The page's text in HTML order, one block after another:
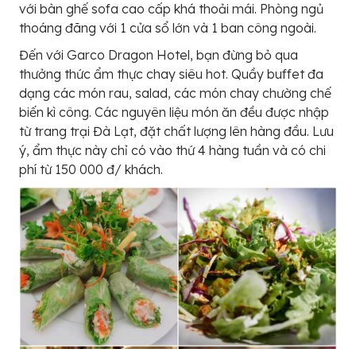
với bàn ghế sofa cao cấp khá thoải mái. Phòng ngủ
thoáng đãng với 1 cửa sổ lớn và 1 ban công ngoài.
Đến với Garco Dragon Hotel, bạn đừng bỏ qua
thưởng thức ẩm thực chay siêu hot. Quầy buffet đa
dạng các món rau, salad, các món chay chường chế
biến kì công. Các nguyên liệu món ăn đều được nhập
từ trang trại Đà Lạt, đặt chất lượng lên hàng đầu. Lưu
ý, ẩm thực này chỉ có vào thứ 4 hàng tuần và có chi
phí từ 150 000 đ/ khách.